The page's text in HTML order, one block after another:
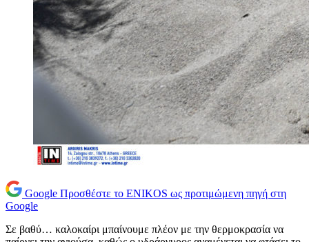
Google Προσθέστε το ENIKOS ως προτιμώμενη πηγή στη
Google
Σε βαθύ… καλοκαίρι μπαίνουμε πλέον με την θερμοκρασία να